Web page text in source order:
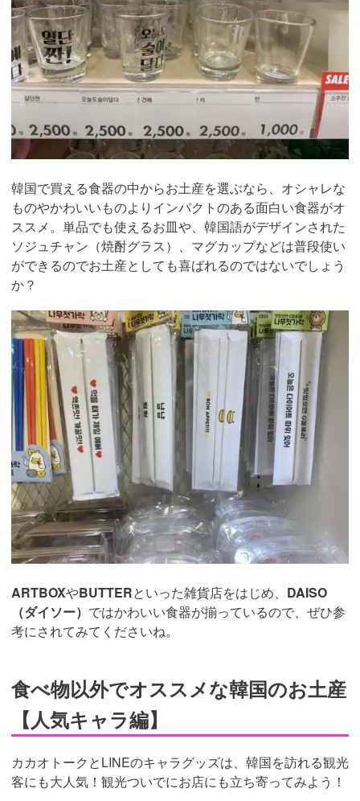
韓国で買える食器の中からお土産を選ぶなら、オシャレな
ものやかわいいものよりインパクトのある面白い食器がオ
ススメ。単品でも使えるお皿や、韓国語がデザインされた
ソジュチャン（焼酎グラス）、マグカップなどは普段使い
ができるのでお土産としても喜ばれるのではないでしょう
か？
ARTBOXやBUTTERといった雑貨店をはじめ、 DAISO
（ダイソー） ではかわいい食器が揃っているので、ぜひ参
考にされてみてくださいね。
食べ物以外でオススメな韓国のお土産
【人気キャラ編】
カカオトークとLINEのキャラグッズは、韓国を訪れる観光
客にも大人気！観光ついでにお店にも立ち寄ってみよう！